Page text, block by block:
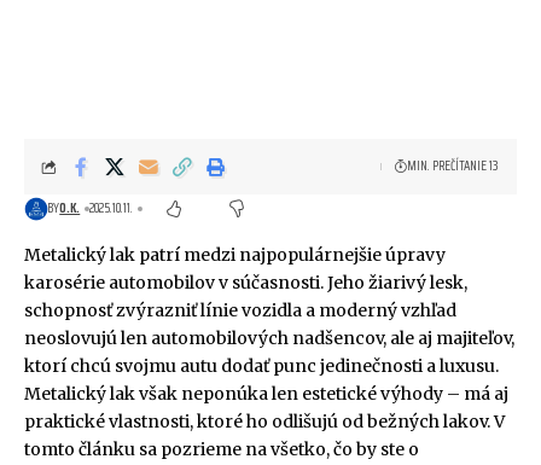
BYO.K. 2025.10.11.
MIN. PREČÍTANIE 13
Metalický lak patrí medzi najpopulárnejšie úpravy
karosérie automobilov v súčasnosti. Jeho žiarivý lesk,
schopnosť zvýrazniť línie vozidla a moderný vzhľad
neoslovujú len automobilových nadšencov, ale aj majiteľov,
ktorí chcú svojmu autu dodať punc jedinečnosti a luxusu.
Metalický lak však neponúka len estetické výhody – má aj
praktické vlastnosti, ktoré ho odlišujú od bežných lakov. V
tomto článku sa pozrieme na všetko, čo by ste o